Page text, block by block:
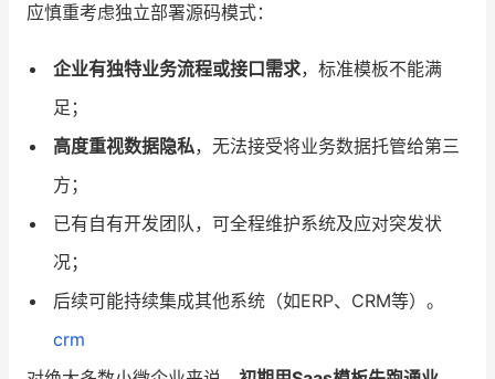
应慎重考虑独立部署源码模式：
企业有独特业务流程或接口需求，标准模板不能满
足；
高度重视数据隐私，无法接受将业务数据托管给第三
方；
已有自有开发团队，可全程维护系统及应对突发状
况；
后续可能持续集成其他系统（如ERP、CRM等）。
crm